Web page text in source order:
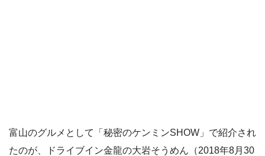
富山のグルメとして「秘密のケンミンSHOW」で紹介され
たのが、ドライブイン金龍の大岩そうめん（2018年8月30